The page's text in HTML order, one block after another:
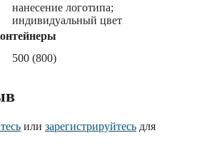
нанесение логотипа;
индивидуальный цвет
500 (800)
или зарегистрируйтесь для